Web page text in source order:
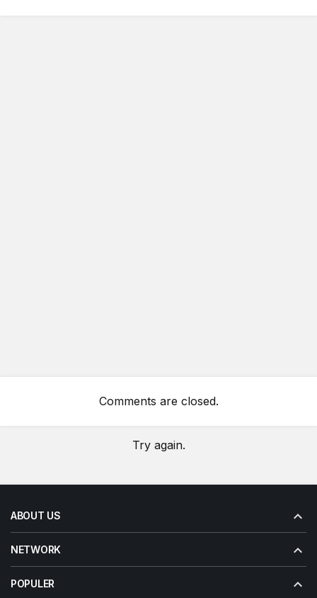
Comments are closed.
Try again.
ABOUT US
NETWORK
POPULER